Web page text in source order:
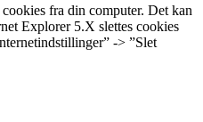
fra din computer. Det kan
Explorer 5.X slettes cookies
-> ”Slet